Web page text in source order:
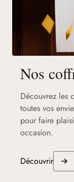
Nos
Découvrez les
toutes vos
pour faire
occasion.
Découvrir